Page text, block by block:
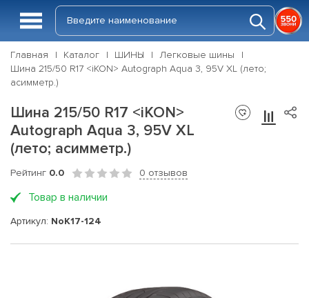
Главная Каталог ШИНЫ
Легковые шины
Шина 215/50 R17 <iKON> Autograph Aqua 3, 95V XL (лето;
асимметр.)
Шина 215/50 R17 <iKON>
Autograph Aqua 3, 95V XL
(лето; асимметр.)
Рейтинг 0.0 0 отзывов
Товар в наличии
Артикул: NoK17-124